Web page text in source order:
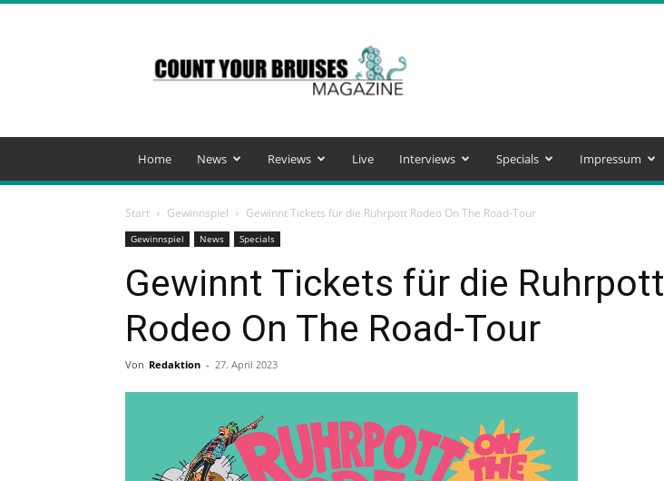
Your
Bruises
Magazine
Home News Reviews Live Interviews Specials Impressum
Start Gewinnspiel Gewinnt Tickets für die Ruhrpott Rodeo On The Road-Tour
Gewinnspiel News Specials
Gewinnt Tickets für die Ruhrpott
Rodeo On The Road-Tour
Von Redaktion - 27. April 2023